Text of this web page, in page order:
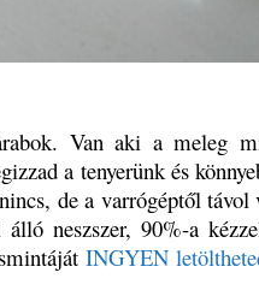
Van aki a meleg
a tenyerünk és
de a varrógéptől távol
neszszer, 90%-a
INGYEN